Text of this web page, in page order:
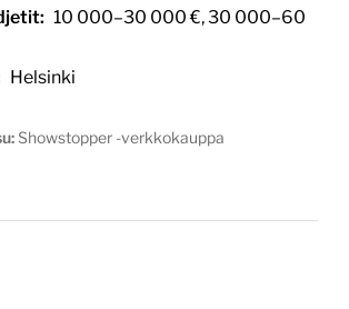
10 000–30 000 €, 30 000–60
Helsinki
Showstopper -verkkokauppa